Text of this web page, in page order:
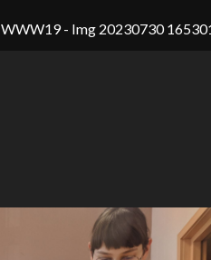
WWW19- Img 20230730